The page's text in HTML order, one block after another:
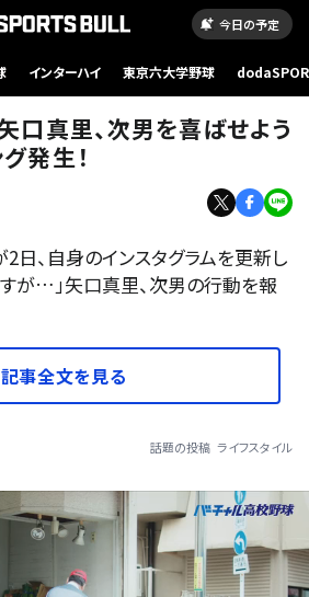
今日の予定
インターハイ 東京六大学野球
口真里、次男を喜ばせよう
発生！
日、自身のインスタグラムを更新し
すが…」矢口真里、次男の行動を報
記事全文を見る
話題の投稿 ライフスタイル